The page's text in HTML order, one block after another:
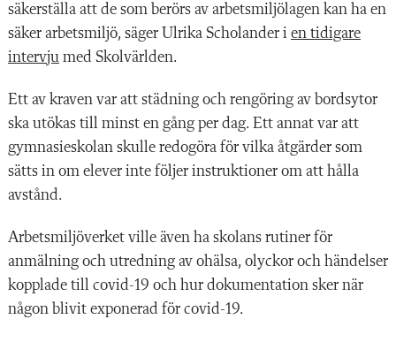
säkerställa att de som berörs av arbetsmiljölagen kan ha en
säker arbetsmiljö, säger Ulrika Scholander i en tidigare
intervju med Skolvärlden.
Ett av kraven var att städning och rengöring av bordsytor
ska utökas till minst en gång per dag. Ett annat var att
gymnasieskolan skulle redogöra för vilka åtgärder som
sätts in om elever inte följer instruktioner om att hålla
avstånd.
Arbetsmiljöverket ville även ha skolans rutiner för
anmälning och utredning av ohälsa, olyckor och händelser
kopplade till covid-19 och hur dokumentation sker när
någon blivit exponerad för covid-19.